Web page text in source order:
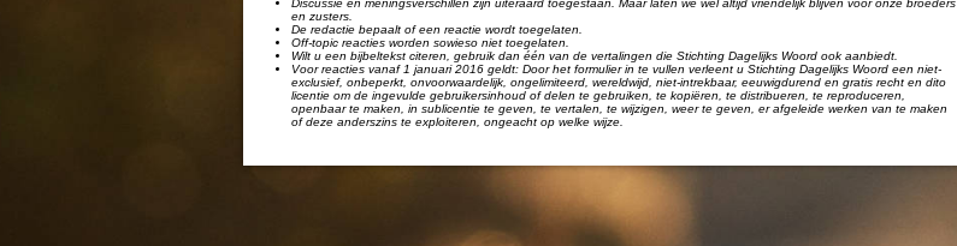
Discussie en meningsverschillen zijn uiteraard toegestaan. Maar laten we wel altijd vriendelijk blijven voor onze broeders
en zusters.
De redactie bepaalt of een reactie wordt toegelaten.
Off-topic reacties worden sowieso niet toegelaten.
Wilt u een bijbeltekst citeren, gebruik dan één van de vertalingen die Stichting Dagelijks Woord ook aanbiedt.
Voor reacties vanaf 1 januari 2016 geldt: Door het formulier in te vullen verleent u Stichting Dagelijks Woord een niet-
exclusief, onbeperkt, onvoorwaardelijk, ongelimiteerd, wereldwijd, niet-intrekbaar, eeuwigdurend en gratis recht en dito
licentie om de ingevulde gebruikersinhoud of delen te gebruiken, te kopiëren, te distribueren, te reproduceren,
openbaar te maken, in sublicentie te geven, te vertalen, te wijzigen, weer te geven, er afgeleide werken van te maken
of deze anderszins te exploiteren, ongeacht op welke wijze.